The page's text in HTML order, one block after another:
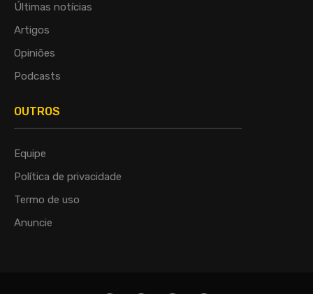
Últimas notícias
Artigos
Opiniões
Podcasts
OUTROS
Equipe
Política de privacidade
Termo de uso
Anuncie